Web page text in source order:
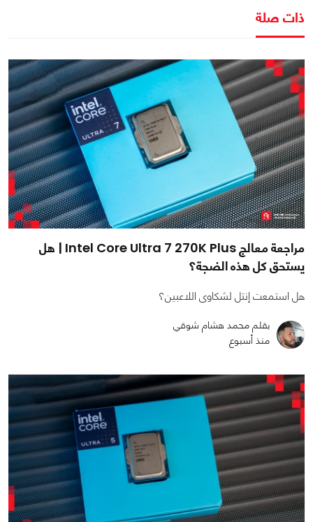
ذات صلة
مراجعة معالج Intel Core Ultra 7 270K Plus | هل
يستحق كل هذه الضجة؟
هل استمعت إنتل لشكاوى اللاعبين؟
بقلم محمد هشام شوقي
منذ أسبوع